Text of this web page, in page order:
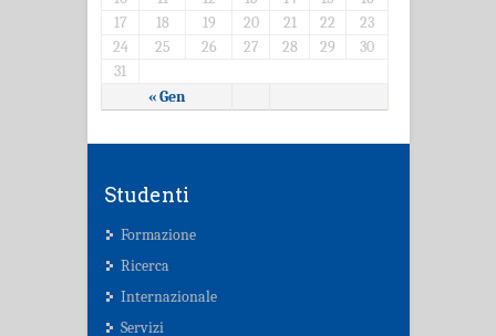
« Gen
17
18 19 20 21 22
23
24
25 26 27 28 29
30
31
Studenti
Formazione
Ricerca
Internazionale
Servizi